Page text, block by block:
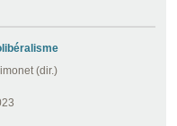
(dir.)